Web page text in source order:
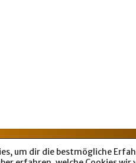
Impressum &
um dir die bestmögliche